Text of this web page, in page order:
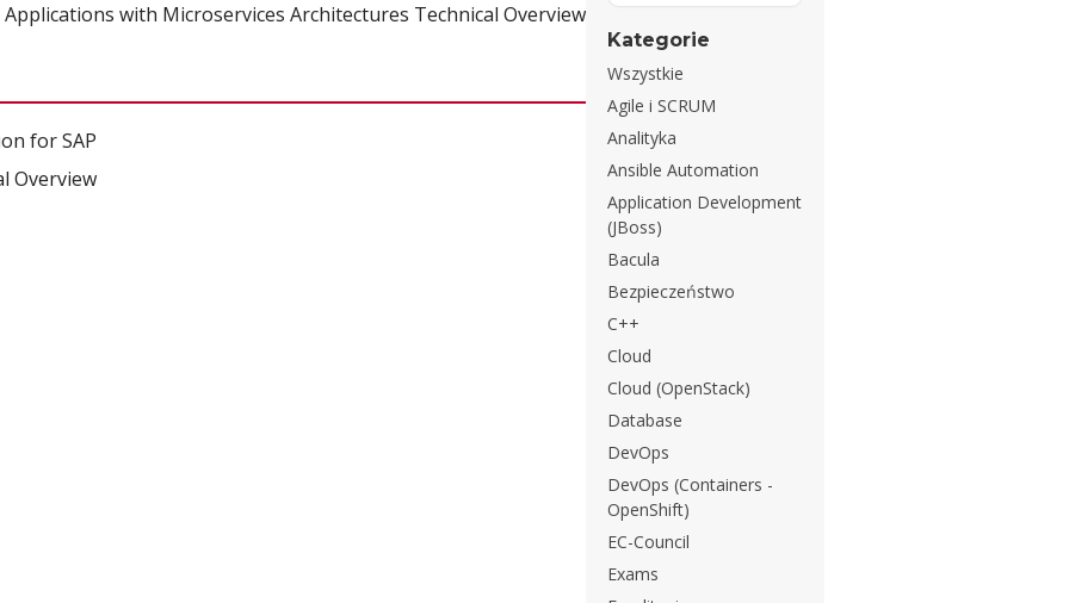
with Microservices Architectures Technical Overview
for SAP
Overview
Kategorie
Wszystkie
Agile i SCRUM
Analityka
Ansible Automation
Application Development
(JBoss)
Bacula
Bezpieczeństwo
C++
Cloud
Cloud (OpenStack)
Database
DevOps
DevOps (Containers -
OpenShift)
EC-Council
Exams